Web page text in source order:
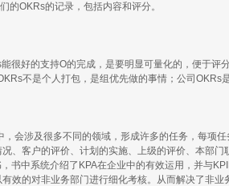
的OKRs的记录，包括内容和评分。
很好的支持O的完成，是要明显可量化的，便于评分
不是个人打包，是组优先做的事情；公司OKRs
会涉及很多不同的领域，形成许多的任务，每
客户的评价、计划的实施、上级的评价、本部门
中系统介绍了KPA在企业中的有效运用，并与
效的对非业务部门进行细化考核。从而解决了非业